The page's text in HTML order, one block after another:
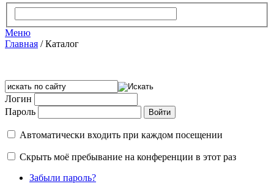
Меню
Главная /Каталог
Логин
Пароль
Автоматически входить при каждом посещении
Скрыть моё пребывание на конференции в этот раз
Забыли пароль?